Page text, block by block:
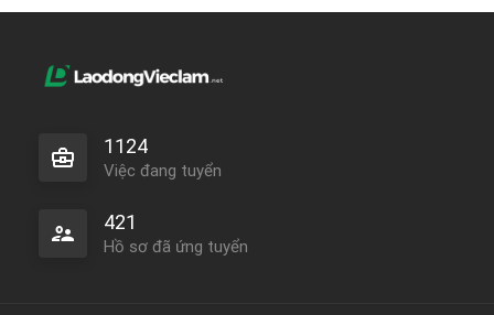
1124
Việc đang tuyển
421
Hồ sơ đã ứng tuyển